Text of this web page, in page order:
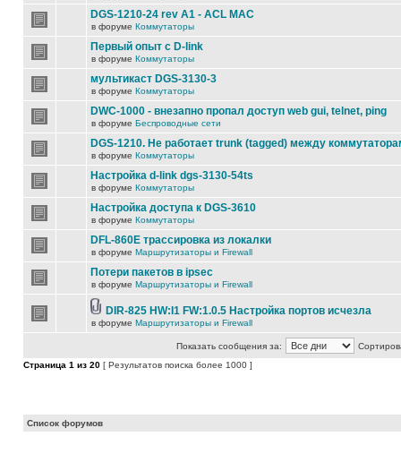
DGS-1210-24 rev A1 - ACL MAC
в форуме Коммутаторы
Первый опыт с D-link
в форуме Коммутаторы
мультикаст DGS-3130-3
в форуме Коммутаторы
DWC-1000 - внезапно пропал доступ web gui, telnet, ping
в форуме Беспроводные сети
DGS-1210. Не работает trunk (tagged) между
в форуме Коммутаторы
Настройка d-link dgs-3130-54ts
в форуме Коммутаторы
Настройка доступа к DGS-3610
в форуме Коммутаторы
DFL-860E трассировка из локалки
в форуме Маршрутизаторы и Firewall
Потери пакетов в ipsec
в форуме Маршрутизаторы и Firewall
DIR-825 HW:I1 FW:1.0.5 Настройка портов исчезла
в форуме Маршрутизаторы и Firewall
Показать сообщения за:
Страница 1 из 20 [ Результатов поиска более 1000 ]
Список форумов